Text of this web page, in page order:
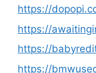
https://
https://
https://
https://